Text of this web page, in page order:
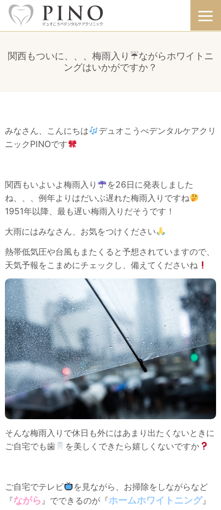
関西もついに、、、梅雨入り☔️ながらホワイトニ
ングはいかがですか？
みなさん、こんにちは
デュオこうべデンタルケアクリ
ニックPINOです
関西もいよいよ梅雨入り
を26日に発表しました
ね、、、例年よりはだいぶ遅れた梅雨入りですね
1951年以降、最も遅い梅雨入りだそうです！
大雨にはみなさん、お気をつけください
熱帯低気圧や台風もまたくると予想されていますので、
天気予報をこまめにチェックし、備えてくださいね
そんな梅雨入りで休日も外にはあまり出たくないときに
ご自宅でも歯
を美しくできたら嬉しくないですか
ご自宅でテレビ
を見ながら、お掃除をしながらなど
『ながら 』でできるのが『ホームホワイトニング』